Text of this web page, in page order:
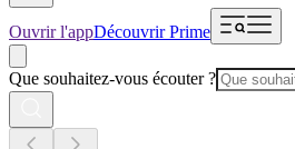
Ouvrir l'appDécouvrir Prime
Que souhaitez-vous écouter ?